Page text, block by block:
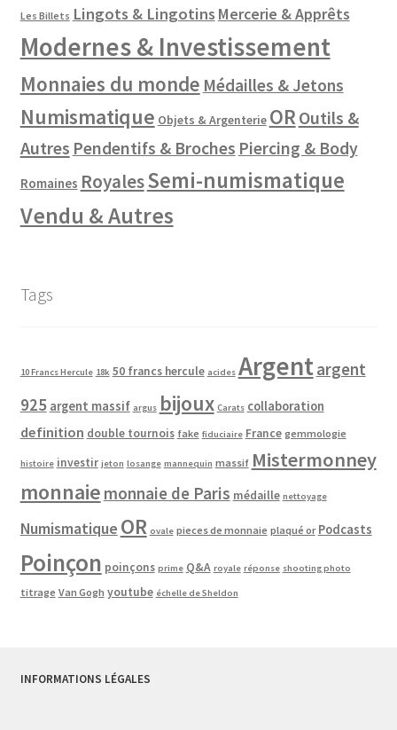
Les Billets Lingots & Lingotins Mercerie & Apprêts
Modernes & Investissement
Monnaies du monde Médailles & Jetons
Numismatique Objets & Argenterie OR Outils &
Autres Pendentifs & Broches Piercing & Body
Romaines RoyalesSemi-numismatique
Vendu & Autres
Tags
10 Francs Hercule 18k 50 francs hercule acides Argentargent
925 argent massif argus bijoux Carats collaboration
definition double tournois fake fiduciaire France gemmologie
histoire investir jeton losange mannequin massif Mistermonney
monnaie monnaie de Paris médaille nettoyage
Numismatique OR ovale pieces de monnaie plaqué or Podcasts
Poinçon poinçons prime Q&A royale réponse shooting photo
titrage Van Gogh youtube échelle de Sheldon
INFORMATIONS LÉGALES